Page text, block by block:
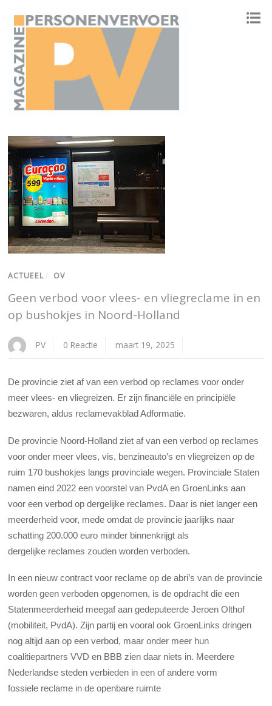
ACTUEEL / OV
Geen verbod voor vlees- en vliegreclame in en
op bushokjes in Noord-Holland
PV 0 Reactie maart 19, 2025
De provincie ziet af van een verbod op reclames voor onder
meer vlees- en vliegreizen. Er zijn financiële en principiële
bezwaren, aldus reclamevakblad Adformatie.
De provincie Noord-Holland ziet af van een verbod op reclames
voor onder meer vlees, vis, benzineauto’s en vliegreizen op de
ruim 170 bushokjes langs provinciale wegen. Provinciale Staten
namen eind 2022 een voorstel van PvdA en GroenLinks aan
voor een verbod op dergelijke reclames. Daar is niet langer een
meerderheid voor, mede omdat de provincie jaarlijks naar
schatting 200.000 euro minder binnenkrijgt als
dergelijke reclames zouden worden verboden.
In een nieuw contract voor reclame op de abri’s van de provincie
worden geen verboden opgenomen, is de opdracht die een
Statenmeerderheid meegaf aan gedeputeerde Jeroen Olthof
(mobiliteit, PvdA). Zijn partij en vooral ook GroenLinks dringen
nog altijd aan op een verbod, maar onder meer hun
coalitiepartners VVD en BBB zien daar niets in. Meerdere
Nederlandse steden verbieden in een of andere vorm
fossiele reclame in de openbare ruimte